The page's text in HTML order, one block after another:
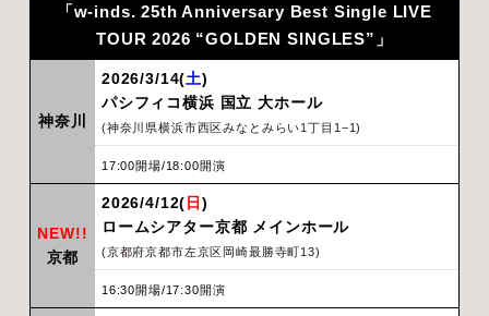
「w-inds. 25th Anniversary Best Single LIVE
TOUR 2026 “GOLDEN SINGLES”」
神奈川
2026/3/14(土)
パシフィコ横浜 国立 大ホール
(神奈川県横浜市西区みなとみらい1丁目1−1)
17:00開場/18:00開演
NEW!!
京都
2026/4/12(日)
ロームシアター京都 メインホール
(京都府京都市左京区岡崎最勝寺町13)
16:30開場/17:30開演